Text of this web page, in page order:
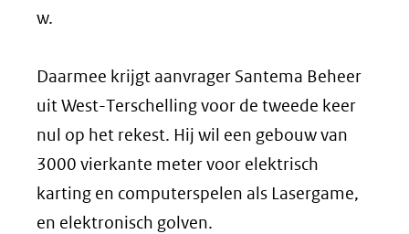
w.
Daarmee krijgt aanvrager Santema Beheer
uit West-Terschelling voor de tweede keer
nul op het rekest. Hij wil een gebouw van
3000 vierkante meter voor elektrisch
karting en computerspelen als Lasergame,
en elektronisch golven.